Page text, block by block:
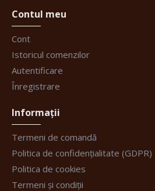
Contul meu
Cont
Istoricul comenzilor
Autentificare
Înregistrare
Informații
Termeni de comandă
Politica de confidențialitate (GDPR)
Politica de cookies
Termeni și condiții